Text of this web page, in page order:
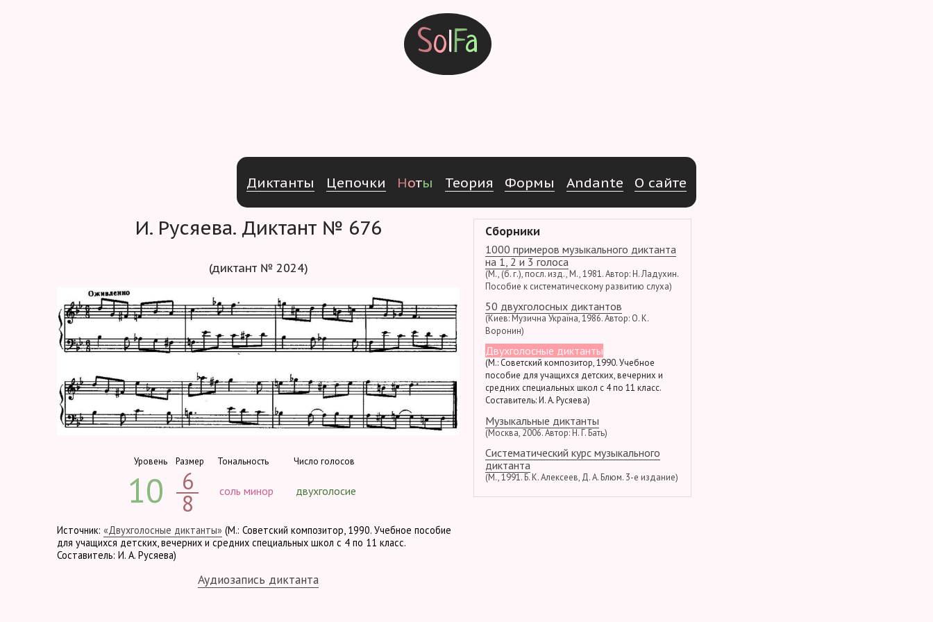
SolFa
Диктанты Цепочки Ноты Теория Формы Andante О сайте
И. Русяева. Диктант № 676
(диктант № 2024)
Уровень
10
Размер
6
8
Тональность
соль минор
Число голосов
двухголосие
Источник: «Двухголосные диктанты» (М.: Советский композитор, 1990. Учебное пособие
для учащихся детских, вечерних и средних специальных школ с 4 по 11 класс.
Составитель: И. А. Русяева)
Аудиозапись диктанта
Сборники
1000 примеров музыкального диктанта
на 1, 2 и 3 голоса
(М., (б. г.), посл. изд., М., 1981. Автор: Н. Ладухин.
Пособие к систематическому развитию слуха)
50 двухголосных диктантов
(Киев: Музична Україна, 1986. Автор: О. К.
Воронин)
Двухголосные диктанты
(М.: Советский композитор, 1990. Учебное
пособие для учащихся детских, вечерних и
средних специальных школ с 4 по 11 класс.
Составитель: И. А. Русяева)
Музыкальные диктанты
(Москва, 2006. Автор: Н. Г. Бать)
Систематический курс музыкального
диктанта
(М., 1991. Б. К. Алексеев, Д. А. Блюм. 3-е издание)